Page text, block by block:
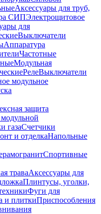
Аксессуары для труб,
СИПЭлектрощитовое
для
Выключатели
Аппаратура
Частотные
Модульная
РелеВыключатели
модульное
защита
газаСчетчики
и отделкаНапольные
Спортивные
траваАксессуары для
Плинтусы, уголки,
Фуги для
и плиткиПриспособления